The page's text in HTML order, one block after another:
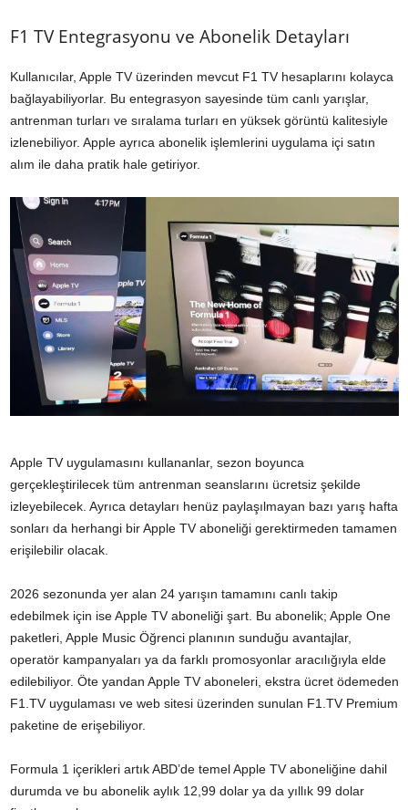
F1 TV Entegrasyonu ve Abonelik Detayları
Kullanıcılar, Apple TV üzerinden mevcut F1 TV hesaplarını kolayca
bağlayabiliyorlar. Bu entegrasyon sayesinde tüm canlı yarışlar,
antrenman turları ve sıralama turları en yüksek görüntü kalitesiyle
izlenebiliyor. Apple ayrıca abonelik işlemlerini uygulama içi satın
alım ile daha pratik hale getiriyor.
Apple TV uygulamasını kullananlar, sezon boyunca
gerçekleştirilecek tüm antrenman seanslarını ücretsiz şekilde
izleyebilecek. Ayrıca detayları henüz paylaşılmayan bazı yarış hafta
sonları da herhangi bir Apple TV aboneliği gerektirmeden tamamen
erişilebilir olacak.
2026 sezonunda yer alan 24 yarışın tamamını canlı takip
edebilmek için ise Apple TV aboneliği şart. Bu abonelik; Apple One
paketleri, Apple Music Öğrenci planının sunduğu avantajlar,
operatör kampanyaları ya da farklı promosyonlar aracılığıyla elde
edilebiliyor. Öte yandan Apple TV aboneleri, ekstra ücret ödemeden
F1.TV uygulaması ve web sitesi üzerinden sunulan F1.TV Premium
paketine de erişebiliyor.
Formula 1 içerikleri artık ABD’de temel Apple TV aboneliğine dahil
durumda ve bu abonelik aylık 12,99 dolar ya da yıllık 99 dolar